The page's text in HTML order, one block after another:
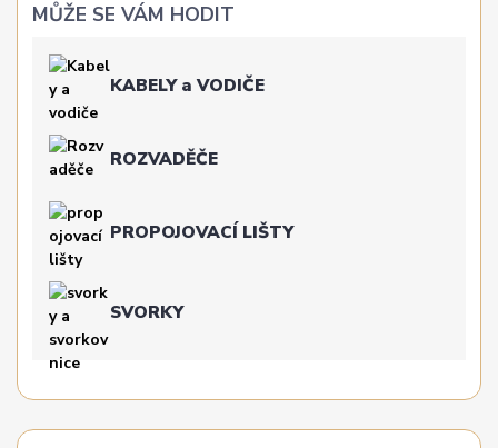
MŮŽE SE VÁM HODIT
KABELY a VODIČE
ROZVADĚČE
PROPOJOVACÍ LIŠTY
SVORKY